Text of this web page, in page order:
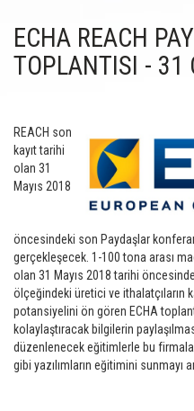
ECHA REACH
TOPLANTISI - 31
REACH son
kayıt tarihi
olan 31
Mayıs 2018
öncesindeki son Paydaşlar
gerçekleşecek. 1-100 tona arası
olan 31 Mayıs 2018 tarihi
ölçeğindeki üretici ve ithalatçıların
potansiyelini ön gören ECHA
kolaylaştıracak bilgilerin
düzenlenecek eğitimlerle bu
gibi yazılımların eğitimini sunmayı